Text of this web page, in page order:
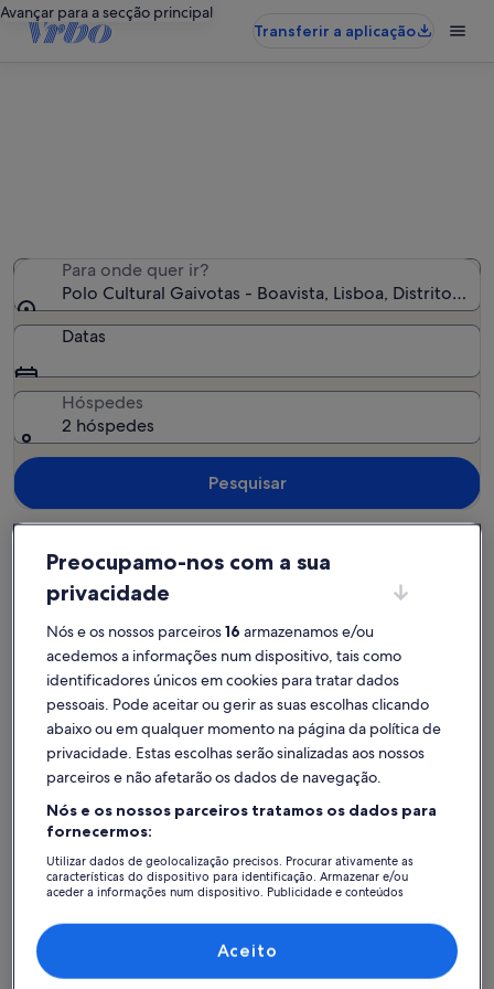
Avançar para a secção principal
Transferir a aplicação
Para onde quer ir?
Polo Cultural Gaivotas - Boavista, Lisboa, Distrito de
Datas
Hóspedes
2 hóspedes
Pesquisar
Bica
Alojamentos para férias perto de Polo Cultural Gaivotas - Boavista
Descubra uma seleção de alojamentos para férias particulares
próximos de Polo Cultural Gaivotas - Boavista que são tão
acolhedores como a sua casa. Quer vá de férias com os seus
familiares ou amigos, os alojamentos para férias oferecem as
comodidades de que necessita durante a sua estadia, como
estacionamento e piscina. Poderá escolher um alojamento
acessibilidade ou para não fumadores.
Alojamentos de férias com descontos
semanais – Polo Cultural Gaivotas - Boavista
A exibir ofertas para as seguintes datas:
Galeria
Sesimbra Relax Villa
Galeria
Villa
Preocupamo-nos com a sua
privacidade
Nós e os nossos parceiros16 armazenamos e/ou
acedemos a informações num dispositivo, tais como
identificadores únicos em cookies para tratar dados
pessoais. Pode aceitar ou gerir as suas escolhas clicando
abaixo ou em qualquer momento na página da política de
privacidade. Estas escolhas serão sinalizadas aos nossos
parceiros e não afetarão os dados de navegação.
Nós e os nossos parceiros tratamos os dados para
fornecermos:
Utilizar dados de geolocalização precisos. Procurar ativamente as
características do dispositivo para identificação. Armazenar e/ou
aceder a informações num dispositivo. Publicidade e conteúdos
audiência e desenvolvimento de serviços.
Lista de parceiros (fornecedores)
Aceito